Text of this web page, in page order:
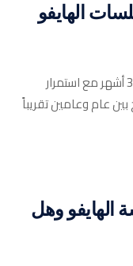
الهايفو
تظهر النتائج النهائية والشد الواضح خلال 2 إلى 3 أشهر مع استمرار
بين عام وعامين تقريباً
الهايفو وهل